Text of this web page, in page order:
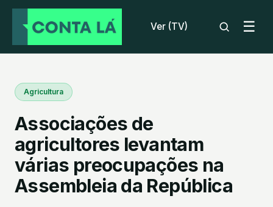
Ver (TV) ☰
Agricultura
Associações de
agricultores levantam
várias preocupações na
Assembleia da República